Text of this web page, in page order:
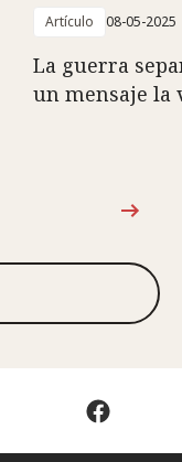
Artículo 08-05-2025
La guerra
un mensaje la